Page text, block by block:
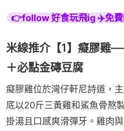
👉follow 好食玩飛ig ✈️免費
米線推介【1】癡膠雞
＋必點金磚豆腐
癡膠雞位於灣仔軒尼詩道，
底以20斤三黃雞和鯊魚骨熬
掛湯且口感爽滑彈牙。雞肉